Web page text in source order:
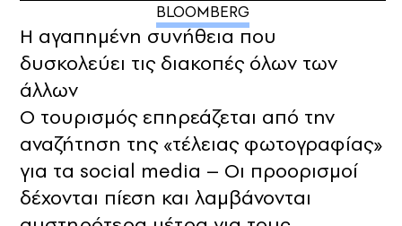
BLOOMBERG
Η αγαπημένη συνήθεια που
δυσκολεύει τις διακοπές όλων των
άλλων
Ο τουρισμός επηρεάζεται από την
αναζήτηση της «τέλειας φωτογραφίας»
για τα social media – Οι προορισμοί
δέχονται πίεση και λαμβάνονται